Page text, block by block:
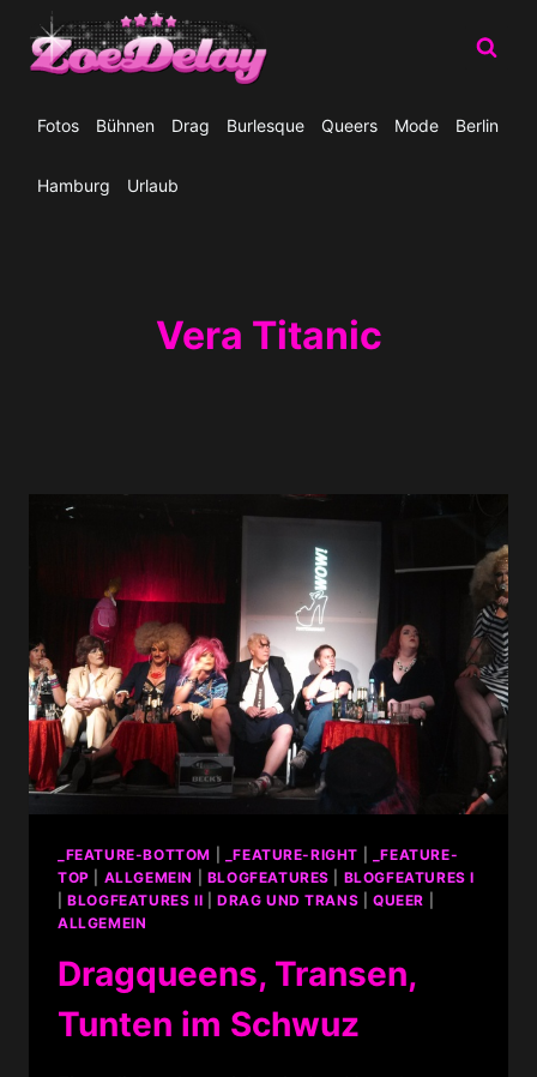
Inhalt
springen
Fotos Bühnen Drag Burlesque Queers Mode Berlin
Hamburg Urlaub
Vera Titanic
_FEATURE-BOTTOM _FEATURE-RIGHT
_FEATURE-
TOP
ALLGEMEIN BLOGFEATURES
BLOGFEATURES I
|BLOGFEATURES II DRAG UND TRANS |QUEER
ALLGEMEIN
Dragqueens, Transen,
Tunten im Schwuz